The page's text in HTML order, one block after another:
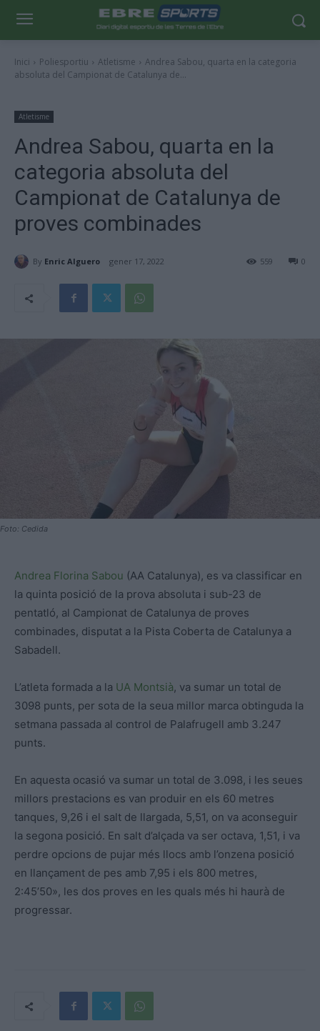
Inici Poliesportiu Atletisme
Andrea Sabou, quarta en la categoria
absoluta del Campionat de Catalunya de...
Atletisme
Andrea Sabou, quarta en la
categoria absoluta del
Campionat de Catalunya de
proves combinades
By Enric Alguero gener 17, 2022 0
559
Foto: Cedida
Andrea Florina Sabou (AA Catalunya), es va classificar en
la quinta posició de la prova absoluta i sub-23 de
pentatló, al Campionat de Catalunya de proves
combinades, disputat a la Pista Coberta de Catalunya a
Sabadell.
L’atleta formada a la UA Montsià, va sumar un total de
3098 punts, per sota de la seua millor marca obtinguda la
setmana passada al control de Palafrugell amb 3.247
punts.
En aquesta ocasió va sumar un total de 3.098, i les seues
millors prestacions es van produir en els 60 metres
tanques, 9,26 i el salt de llargada, 5,51, on va aconseguir
la segona posició. En salt d’alçada va ser octava, 1,51, i va
perdre opcions de pujar més llocs amb l’onzena posició
en llançament de pes amb 7,95 i els 800 metres,
2:45’50», les dos proves en les quals més hi haurà de
progressar.